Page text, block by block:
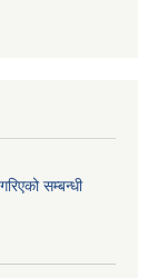
सम्बन्धी